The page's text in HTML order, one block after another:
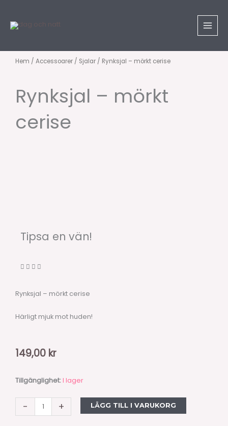
innehåll
Hem / Accessoarer / Sjalar / Rynksjal – mörkt cerise
Rynksjal – mörkt
cerise
Tipsa en vän!
Rynksjal – mörkt cerise
Härligt mjuk mot huden!
149,00 kr
Tillgänglighet:I lager
-
Rynksjal
cerise
+ LÄGG TILL I VARUKORG